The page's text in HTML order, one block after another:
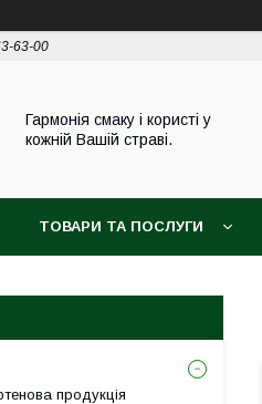
63-00
Гармонія смаку і користі у
кожній Вашій страві.
ТОВАРИ ТА ПОСЛУГИ
продукція